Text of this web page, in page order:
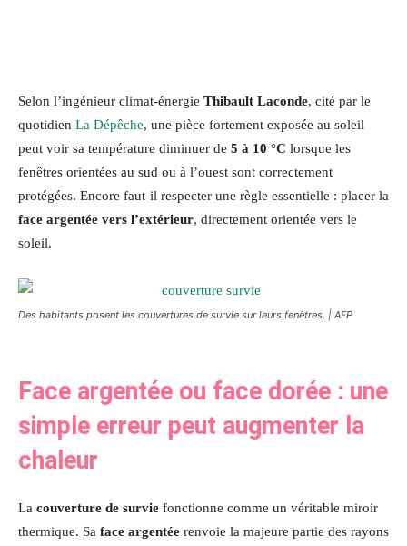
Selon l’ingénieur climat-énergie Thibault Laconde, cité par le
quotidien La Dépêche, une pièce fortement exposée au soleil
peut voir sa température diminuer de 5 à 10 °C lorsque les
fenêtres orientées au sud ou à l’ouest sont correctement
protégées. Encore faut-il respecter une règle essentielle : placer la
face argentée vers l’extérieur, directement orientée vers le
soleil.
Des habitants posent les couvertures de survie sur leurs fenêtres. | AFP
Face argentée ou face dorée : une
simple erreur peut augmenter la
chaleur
La couverture de survie fonctionne comme un véritable miroir
thermique. Sa face argentée renvoie la majeure partie des rayons